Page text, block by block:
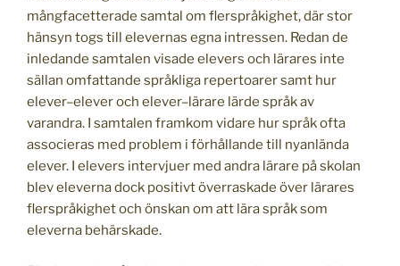
mångfacetterade samtal om flerspråkighet, där stor
hänsyn togs till elevernas egna intressen. Redan de
inledande samtalen visade elevers och lärares inte
sällan omfattande språkliga repertoarer samt hur
elever–elever och elever–lärare lärde språk av
varandra. I samtalen framkom vidare hur språk ofta
associeras med problem i förhållande till nyanlända
elever. I elevers intervjuer med andra lärare på skolan
blev eleverna dock positivt överraskade över lärares
flerspråkighet och önskan om att lära språk som
eleverna behärskade.